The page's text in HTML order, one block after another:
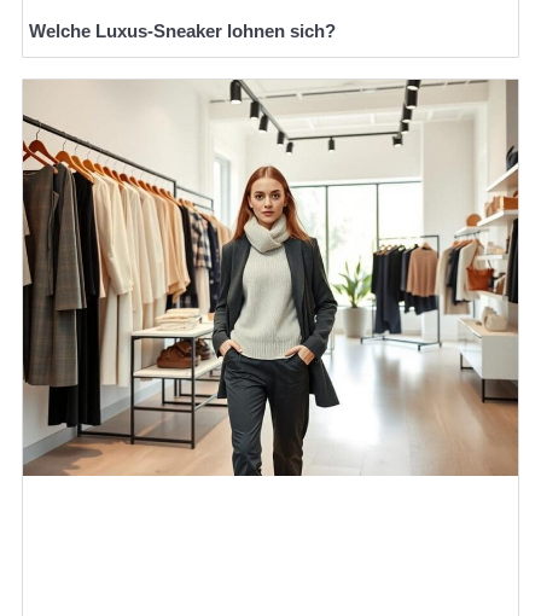
Welche Luxus-Sneaker lohnen sich?